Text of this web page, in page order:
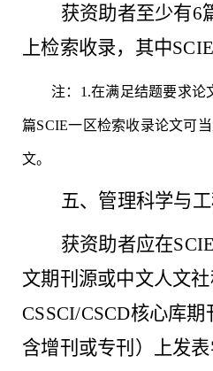
获资助者至少有6
上检索收录，其中
注： 1.在满足结题要求论
篇SCIE一区检索收录论文可
文。
五、管理科学与
获资助者应在
文期刊源或中文人文社
CSSCI/CSCD核心库
含增刊或专刊）上发表